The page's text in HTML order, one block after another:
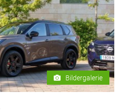
Bildergalerie